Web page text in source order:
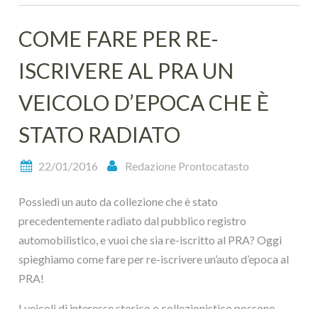
COME FARE PER RE-
ISCRIVERE AL PRA UN
VEICOLO D’EPOCA CHE È
STATO RADIATO
22/01/2016 Redazione Prontocatasto
Possiedi un auto da collezione che è stato
precedentemente radiato dal pubblico registro
automobilistico, e vuoi che sia re-iscritto al PRA? Oggi
spieghiamo come fare per re-iscrivere un’auto d’epoca al
PRA!